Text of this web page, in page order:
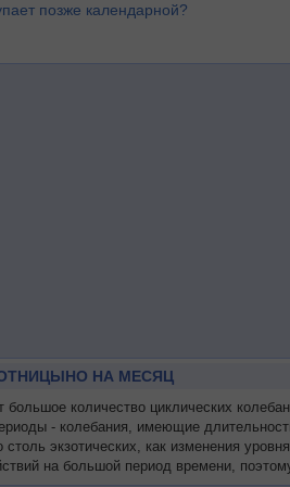
позже календарной?
НА МЕСЯЦ
количество циклических
- колебания, имеющие
экзотических, как изменения
на большой период времени,